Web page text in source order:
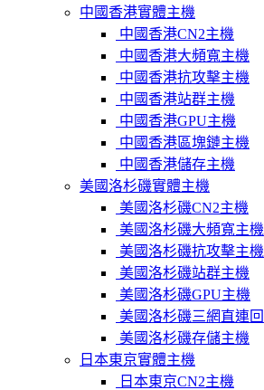
中國香港實體主機
中國香港CN2主機
中國香港大頻寬主機
中國香港抗攻擊主機
中國香港站群主機
中國香港GPU主機
中國香港區塊鏈主機
中國香港儲存主機
美國洛杉磯實體主機
美國洛杉磯CN2主機
美國洛杉磯大頻寬主機
美國洛杉磯抗攻擊主機
美國洛杉磯站群主機
美國洛杉磯GPU主機
美國洛杉磯三網直連
美國洛杉磯存儲主機
日本東京實體主機
日本東京CN2主機